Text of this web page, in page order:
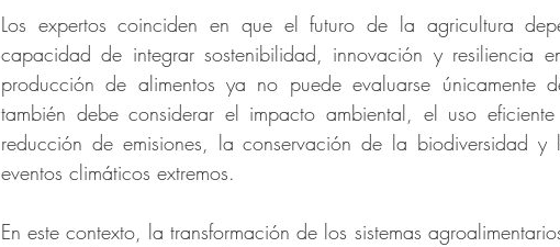
Los expertos coinciden en que el futuro de la agricultura
capacidad de integrar sostenibilidad, innovación y resiliencia
producción de alimentos ya no puede evaluarse únicamente
también debe considerar el impacto ambiental, el uso
reducción de emisiones, la conservación de la biodiversidad
eventos climáticos extremos.
En este contexto, la transformación de los sistemas